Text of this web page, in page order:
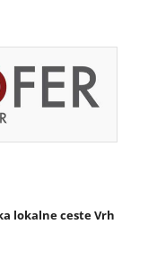
lokalne ceste Vrh